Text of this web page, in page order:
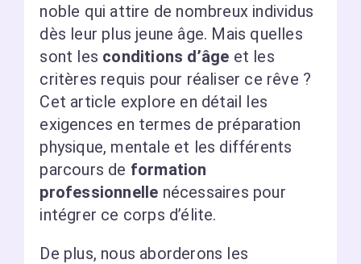
noble qui attire de nombreux individus
dès leur plus jeune âge. Mais quelles
sont les conditions d’âge et les
critères requis pour réaliser ce rêve ?
Cet article explore en détail les
exigences en termes de préparation
physique, mentale et les différents
parcours de formation
professionnelle nécessaires pour
intégrer ce corps d’élite.
De plus, nous aborderons les